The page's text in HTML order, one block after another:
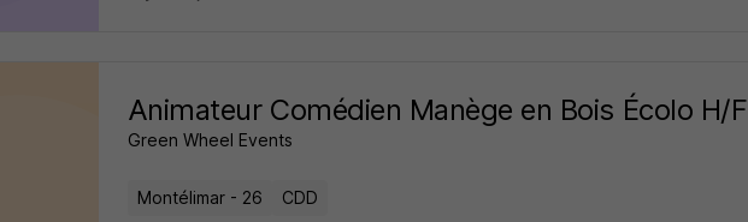
Animateur Comédien Manège en Bois Écolo H/F
Green Wheel Events
Montélimar - 26 CDD